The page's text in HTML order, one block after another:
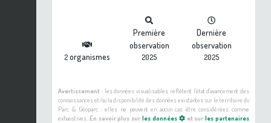
2organismes
Première
observation
2025
Dernière
observation
2025
Avertissement :les données visualisables reflètent l'état d'avancement des
connaissances et/ou la disponibilité des données existantes sur le territoire du
Parc & Géoparc : elles ne peuvent en aucun cas être considérées comme
exhaustives. En savoir plus sur les données et surles partenaires